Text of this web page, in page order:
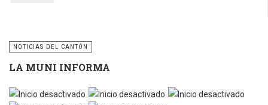
NOTICIAS DEL CANTÓN
LA MUNI INFORMA